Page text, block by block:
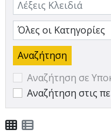
Αναζήτηση σε
Αναζήτηση στις